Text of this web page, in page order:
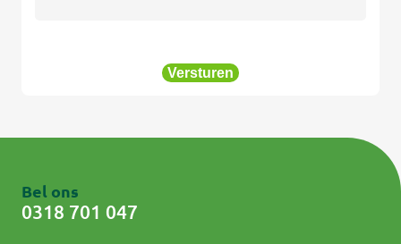
Versturen
Bel ons
0318 701 047